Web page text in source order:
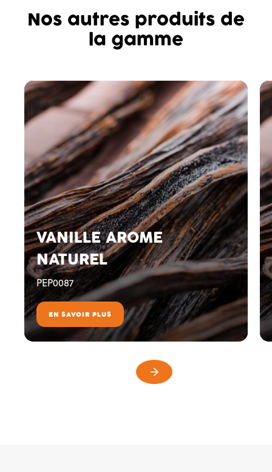
Nos autres produits de
la gamme
VANILLE AROME
NATUREL
PEP0087
EN SAVOIR PLUS